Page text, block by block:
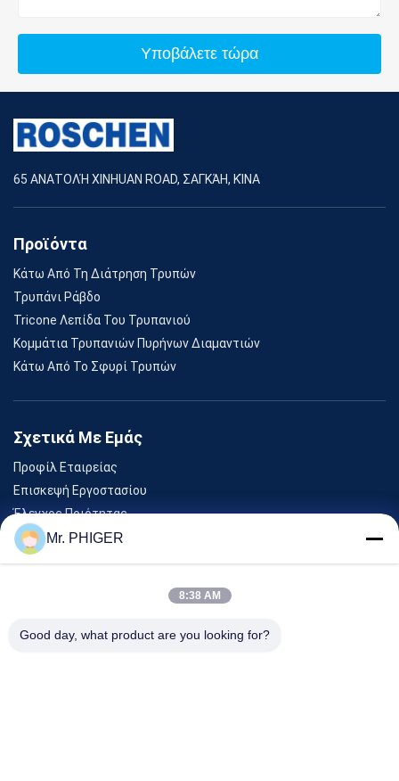
Υποβάλετε τώρα
65 ΑΝΑΤΟΛΉ XINHUAN ROAD, ΣΑΓΚΆΗ, ΚΊΝΑ
Προϊόντα
Κάτω Από Τη Διάτρηση Τρυπών
Τρυπάνι Ράβδο
Tricone Λεπίδα Του Τρυπανιού
Κομμάτια Τρυπανιών Πυρήνων Διαμαντιών
Κάτω Από Το Σφυρί Τρυπών
Σχετικά Με Εμάς
Προφίλ Εταιρείας
Επισκεψή Εργοστασίου
Έλεγχος Ποιότητας
Sitemap
Εκδηλώσεις
Mr. PHIGER
8:38 AM
Good day, what product are you looking for?